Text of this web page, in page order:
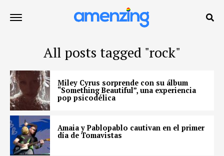
All posts tagged "rock"
Miley Cyrus sorprende con su álbum
“Something Beautiful”, una experiencia
pop psicodélica
Amaia y Pablopablo cautivan en el primer
día de Tomavistas